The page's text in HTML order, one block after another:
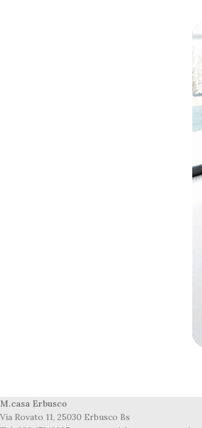
M.casa Erbusco
Via Rovato 11, 25030 Erbusco Bs